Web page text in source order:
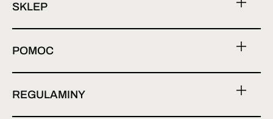
SKLEP
POMOC
REGULAMINY